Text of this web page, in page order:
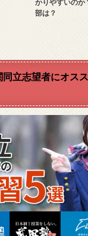
かりやすいのか
部は？
同立志望者にオス